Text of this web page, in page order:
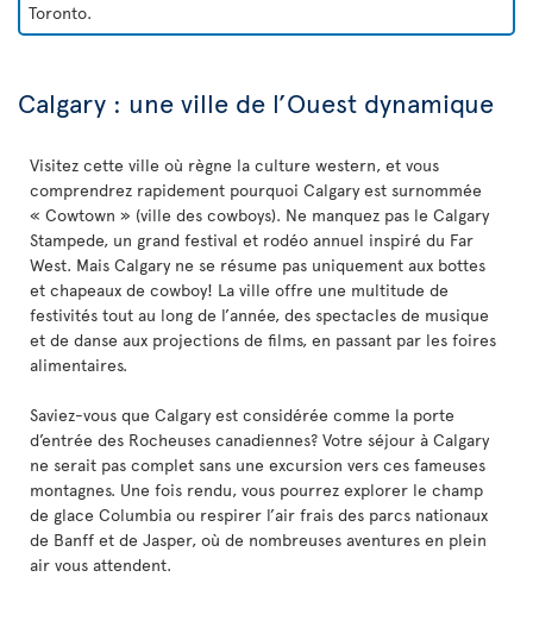
Toronto.
Calgary : une ville de l’Ouest dynamique
Visitez cette ville où règne la culture western, et vous
comprendrez rapidement pourquoi Calgary est surnommée
« Cowtown » (ville des cowboys). Ne manquez pas le Calgary
Stampede, un grand festival et rodéo annuel inspiré du Far
West. Mais Calgary ne se résume pas uniquement aux bottes
et chapeaux de cowboy! La ville offre une multitude de
festivités tout au long de l’année, des spectacles de musique
et de danse aux projections de films, en passant par les foires
alimentaires.
Saviez-vous que Calgary est considérée comme la porte
d’entrée des Rocheuses canadiennes? Votre séjour à Calgary
ne serait pas complet sans une excursion vers ces fameuses
montagnes. Une fois rendu, vous pourrez explorer le champ
de glace Columbia ou respirer l’air frais des parcs nationaux
de Banff et de Jasper, où de nombreuses aventures en plein
air vous attendent.